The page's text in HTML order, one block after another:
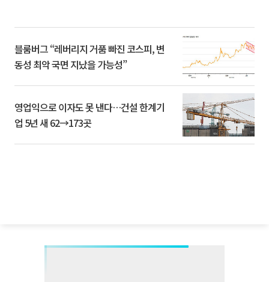
블룸버그 “레버리지 거품 빠진 코스피, 변
동성 최악 국면 지났을 가능성”
영업익으로 이자도 못 낸다…건설 한계기
업 5년 새 62→173곳